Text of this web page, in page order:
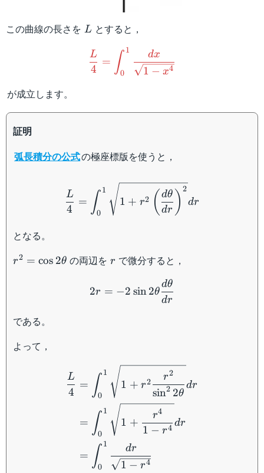
この曲線の長さを L
Lとすると，
4
L
= ∫0
1
1 − x4
dx
が成立します。
証明
弧長積分の公式の極座標版を使うと，
4
L
= ∫0
1
1 + r2 ( dr
dθ ) 2
dr
となる。
r^2=\cos
r2 = cos 2θ の両辺を r
r で微分すると，
2r=-2\sin
2r = −2 sin 2θ
dr
dθ
である。
よって，
\begin{aligned}
4
L
= ∫0
1
1 + r2
sin2 2θ
r2
dr
= ∫0
1
1 +
1 − r4
r4
dr
= ∫0
1
1 − r4
dr